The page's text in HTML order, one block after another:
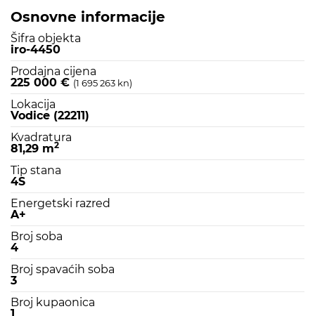
Osnovne informacije
Šifra objekta
iro-4450
Prodajna cijena
225 000 € (1 695 263 kn)
Lokacija
Vodice (22211)
Kvadratura
81,29 m2
Tip stana
4S
Energetski razred
A+
Broj soba
4
Broj spavaćih soba
3
Broj kupaonica